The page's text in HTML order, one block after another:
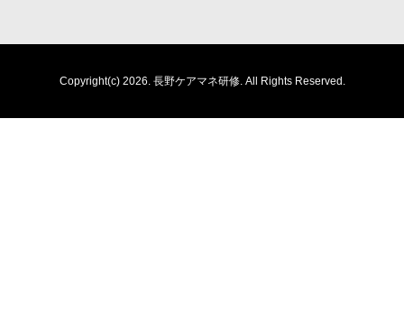
Copyright(c) 2026. 長野ケアマネ研修. All Rights Reserved.